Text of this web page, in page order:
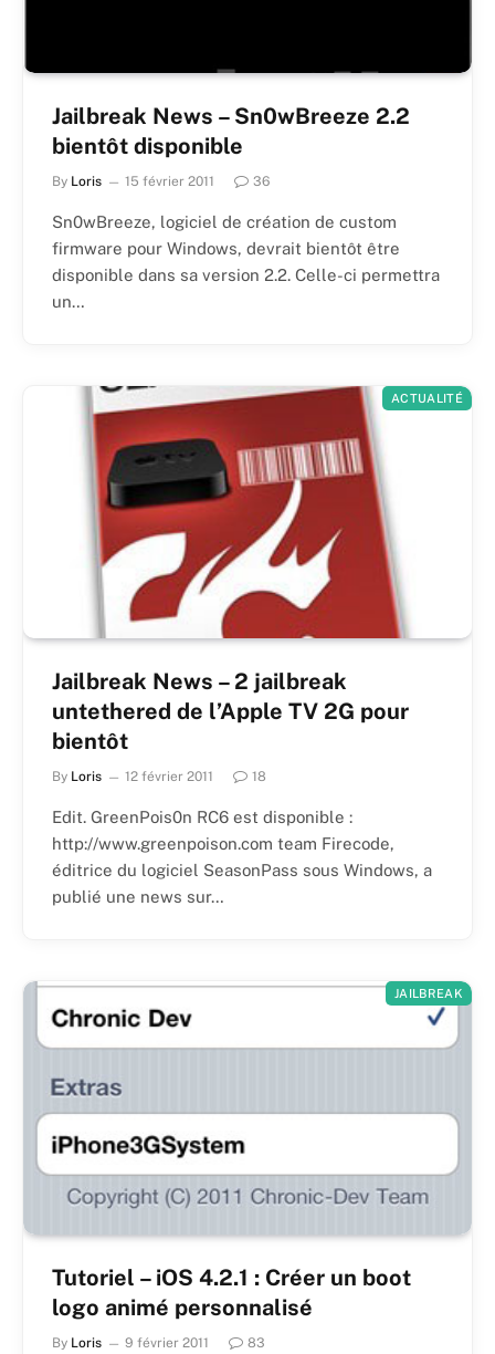
Jailbreak News – Sn0wBreeze 2.2
bientôt disponible
By Loris 15 février 2011 36
Sn0wBreeze, logiciel de création de custom
firmware pour Windows, devrait bientôt être
disponible dans sa version 2.2. Celle-ci permettra
un…
ACTUALITÉ
Jailbreak News – 2 jailbreak
untethered de l’Apple TV 2G pour
bientôt
By Loris 12 février 2011 18
Edit. GreenPois0n RC6 est disponible :
http://www.greenpoison.com team Firecode,
éditrice du logiciel SeasonPass sous Windows, a
publié une news sur…
JAILBREAK
Tutoriel – iOS 4.2.1 : Créer un boot
logo animé personnalisé
By Loris 9 février 2011 83